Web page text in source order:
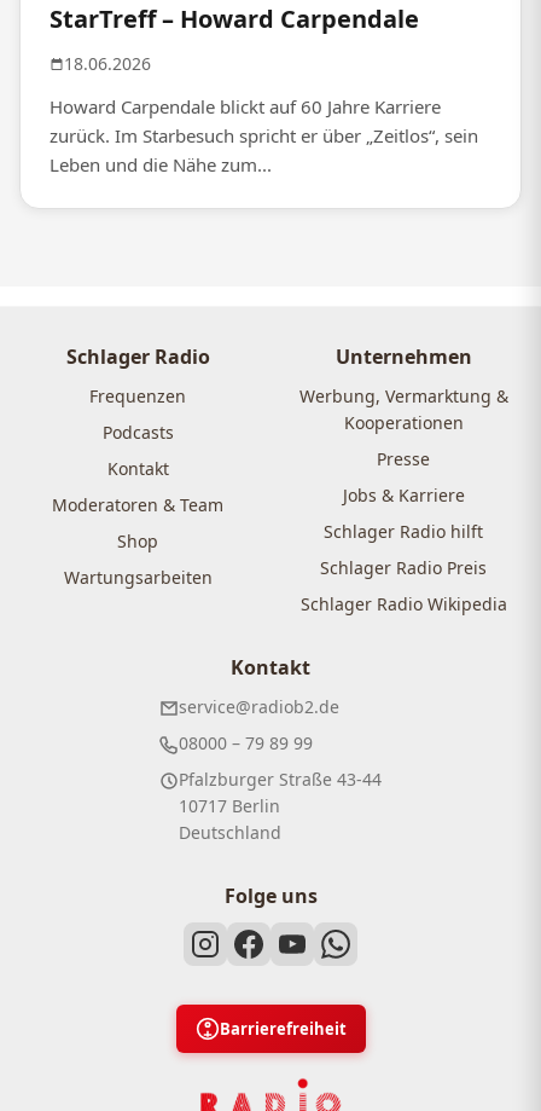
StarTreff – Howard Carpendale
18.06.2026
Howard Carpendale blickt auf 60 Jahre Karriere
zurück. Im Starbesuch spricht er über „Zeitlos“, sein
Leben und die Nähe zum...
Schlager Radio
Frequenzen
Podcasts
Kontakt
Moderatoren & Team
Shop
Wartungsarbeiten
Unternehmen
Werbung, Vermarktung &
Kooperationen
Presse
Jobs & Karriere
Schlager Radio hilft
Schlager Radio Preis
Schlager Radio Wikipedia
Kontakt
service@radiob2.de
08000 – 79 89 99
Pfalzburger Straße 43-44
10717 Berlin
Deutschland
Folge uns
Barrierefreiheit